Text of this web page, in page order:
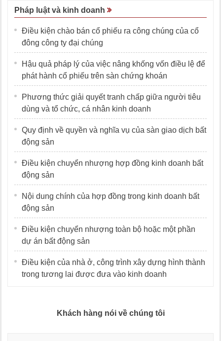
Pháp luật và kinh doanh
Điều kiện chào bán cổ phiếu ra công chúng của cổ
đông công ty đại chúng
Hậu quả pháp lý của việc nâng khống vốn điều lệ để
phát hành cổ phiếu trên sàn chứng khoán
Phương thức giải quyết tranh chấp giữa người tiêu
dùng và tổ chức, cá nhân kinh doanh
Quy định về quyền và nghĩa vụ của sàn giao dịch bất
động sản
Điều kiện chuyển nhượng hợp đồng kinh doanh bất
động sản
Nội dung chính của hợp đồng trong kinh doanh bất
động sản
Điều kiện chuyển nhượng toàn bộ hoặc một phần
dự án bất động sản
Điều kiện của nhà ở, công trình xây dựng hình thành
trong tương lai được đưa vào kinh doanh
Khách hàng nói về chúng tôi